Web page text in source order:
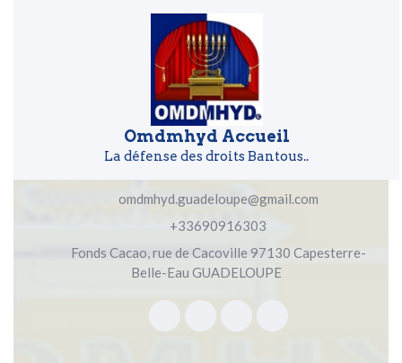
Omdmhyd Accueil
La défense des droits Bantous..
omdmhyd.guadeloupe@gmail.com
+33690916303
Fonds Cacao, rue de Cacoville 97130 Capesterre-
Belle-Eau GUADELOUPE